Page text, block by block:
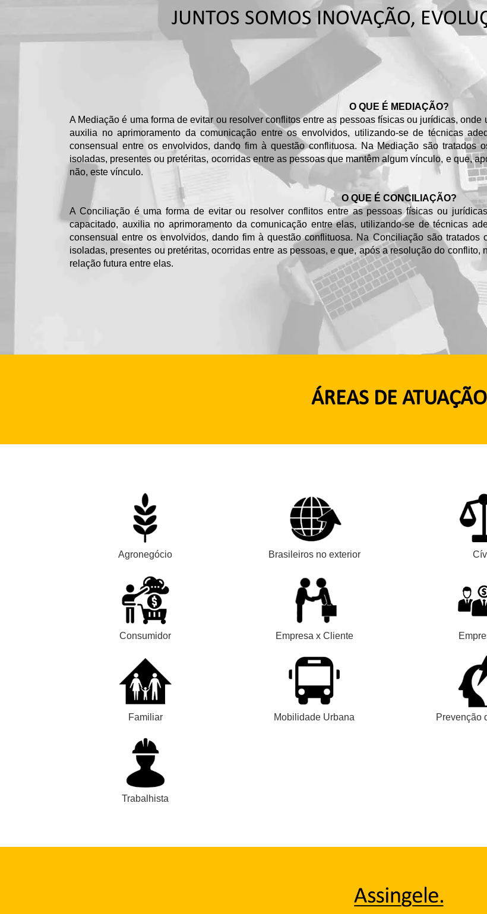
JUNTOS SOMOS INOVAÇÃO,
O QUE É MEDIAÇÃO?
A Mediação é uma forma de evitar ou resolver conflitos entre as pessoas físicas ou jurídicas,
auxilia no aprimoramento da comunicação entre os envolvidos, utilizando-se de técnicas
consensual entre os envolvidos, dando fim à questão conflituosa. Na Mediação são tratados
isoladas, presentes ou pretéritas, ocorridas entre as pessoas que mantêm algum vínculo, e que,
não, este vínculo.
O QUE É CONCILIAÇÃO?
A Conciliação é uma forma de evitar ou resolver conflitos entre as pessoas físicas ou
capacitado, auxilia no aprimoramento da comunicação entre elas, utilizando-se de técnicas
consensual entre os envolvidos, dando fim à questão conflituosa. Na Conciliação são tratados
isoladas, presentes ou pretéritas, ocorridas entre as pessoas, e que, após a resolução do
relação futura entre elas.
ÁREAS DE ATUAÇÃO
Agronegócio Brasileiros no exterior
Consumidor Empresa x Cliente
Familiar Mobilidade Urbana Prevenção
Trabalhista